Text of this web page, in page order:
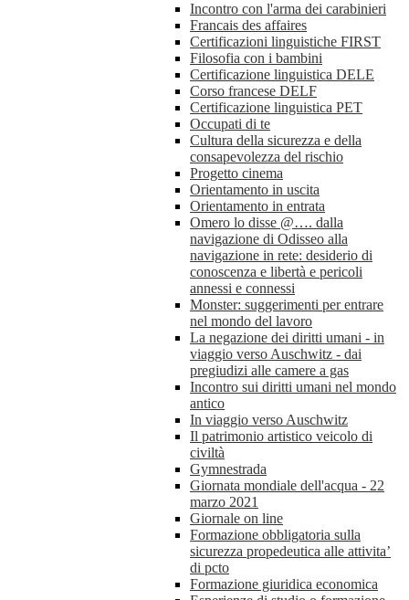
Incontro con l'arma dei carabinieri
Francais des affaires
Certificazioni linguistiche FIRST
Filosofia con i bambini
Certificazione linguistica DELE
Corso francese DELF
Certificazione linguistica PET
Occupati di te
Cultura della sicurezza e della
consapevolezza del rischio
Progetto cinema
Orientamento in uscita
Orientamento in entrata
Omero lo disse @…. dalla
navigazione di Odisseo alla
navigazione in rete: desiderio di
conoscenza e libertà e pericoli
annessi e connessi
Monster: suggerimenti per entrare
nel mondo del lavoro
La negazione dei diritti umani - in
viaggio verso Auschwitz - dai
pregiudizi alle camere a gas
Incontro sui diritti umani nel mondo
antico
In viaggio verso Auschwitz
Il patrimonio artistico veicolo di
civiltà
Gymnestrada
Giornata mondiale dell'acqua - 22
marzo 2021
Giornale on line
Formazione obbligatoria sulla
sicurezza propedeutica alle attivita’
di pcto
Formazione giuridica economica